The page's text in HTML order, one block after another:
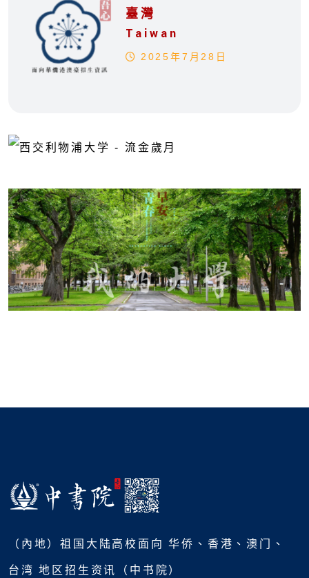
臺灣
Taiwan
2025年7月28日
（內地）祖国大陆高校面向 华侨、香港、澳门、
台湾 地区招生资讯（中书院）